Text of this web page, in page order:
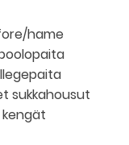
hame
sukkahousut